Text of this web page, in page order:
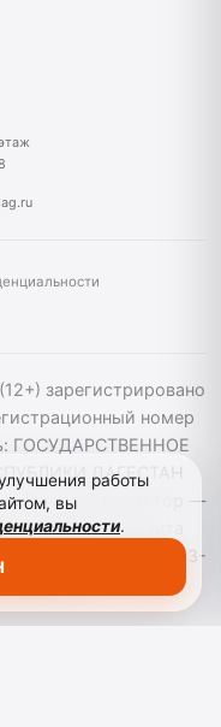
зарегистрировано
номер
ГОСУДАРСТВЕННОЕ
ДАГЕСТАН
Главный редактор —
материалов сайта
обязательна. ©️ 2013-
работы
вы
.